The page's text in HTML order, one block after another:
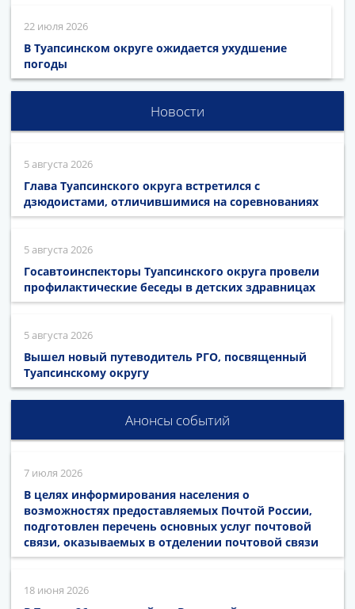
22 июля 2026
В Туапсинском округе ожидается ухудшение
погоды
Новости
5 августа 2026
Глава Туапсинского округа встретился с
дзюдоистами, отличившимися на соревнованиях
5 августа 2026
Госавтоинспекторы Туапсинского округа провели
профилактические беседы в детских здравницах
5 августа 2026
Вышел новый путеводитель РГО, посвященный
Туапсинскому округу
Анонсы событий
7 июля 2026
В целях информирования населения о
возможностях предоставляемых Почтой России,
подготовлен перечень основных услуг почтовой
связи, оказываемых в отделении почтовой связи
18 июня 2026